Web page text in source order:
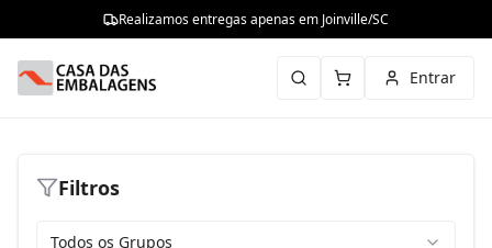
Realizamos entregas apenas em Joinville/SC
Entrar
Filtros
Todos os Grupos